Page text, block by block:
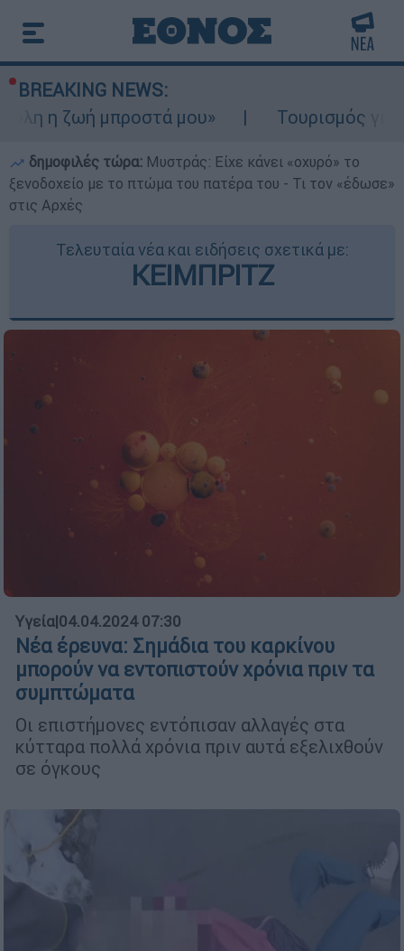
BREAKING NEWS:
μπροστά μου»
Τουρισμός για Ολους
δημοφιλές τώρα: Μυστράς: Είχε κάνει «οχυρό» το
ξενοδοχείο με το πτώμα του πατέρα του - Τι τον «έδωσε»
στις Αρχές
Τελευταία νέα και ειδήσεις σχετικά με:
ΚΕΙΜΠΡΙΤΖ
Υγεία|04.04.2024 07:30
Νέα έρευνα: Σημάδια του καρκίνου
μπορούν να εντοπιστούν χρόνια πριν τα
συμπτώματα
Οι επιστήμονες εντόπισαν αλλαγές στα
κύτταρα πολλά χρόνια πριν αυτά εξελιχθούν
σε όγκους